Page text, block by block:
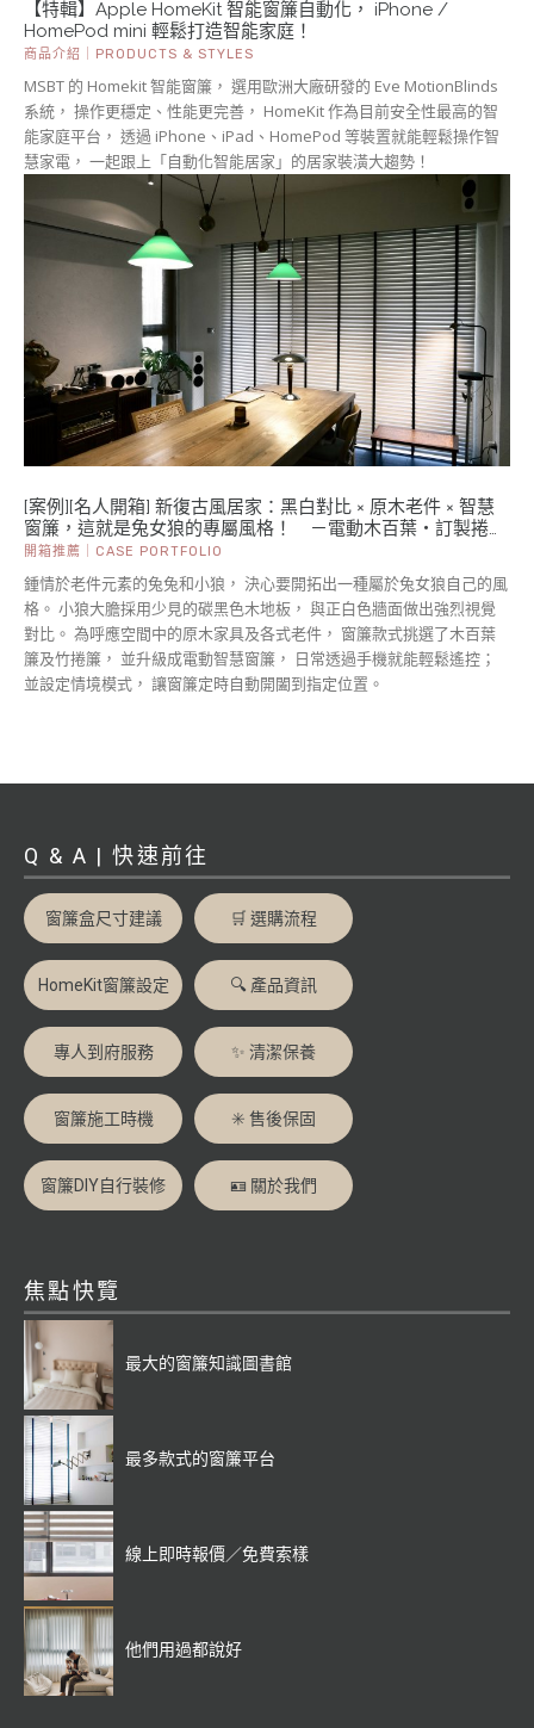
【特輯】Apple HomeKit 智能窗簾自動化， iPhone /
HomePod mini 輕鬆打造智能家庭！
商品介紹｜PRODUCTS & STYLES
MSBT 的 Homekit 智能窗簾， 選用歐洲大廠研發的 Eve MotionBlinds
系統， 操作更穩定、性能更完善， HomeKit 作為目前安全性最高的智
能家庭平台， 透過 iPhone、iPad、HomePod 等裝置就能輕鬆操作智
慧家電， 一起跟上「自動化智能居家」的居家裝潢大趨勢！
[案例][名人開箱] 新復古風居家：黑白對比 × 原木老件 × 智慧
窗簾，這就是兔女狼的專屬風格！ －電動木百葉・訂製捲
簾・新北窗簾
開箱推薦｜CASE PORTFOLIO
鍾情於老件元素的兔兔和小狼， 決心要開拓出一種屬於兔女狼自己的風
格。 小狼大膽採用少見的碳黑色木地板， 與正白色牆面做出強烈視覺
對比。 為呼應空間中的原木家具及各式老件， 窗簾款式挑選了木百葉
簾及竹捲簾， 並升級成電動智慧窗簾， 日常透過手機就能輕鬆遙控；
並設定情境模式， 讓窗簾定時自動開闔到指定位置。
Q & A | 快速前往
窗簾盒尺寸建議 🛒 選購流程
HomeKit窗簾設定 🔍 產品資訊
專人到府服務 ✨ 清潔保養
窗簾施工時機 ✳️ 售後保固
窗簾DIY自行裝修 🪪 關於我們
焦點快覽
最大的窗簾知識圖書館
最多款式的窗簾平台
線上即時報價／免費索樣
他們用過都說好